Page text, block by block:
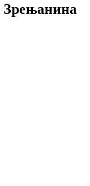
Зрењанина